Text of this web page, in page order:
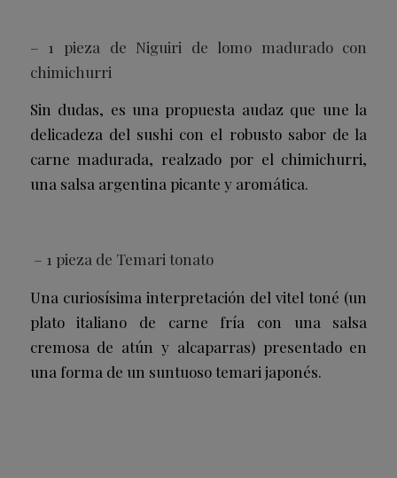
– 1 pieza de Niguiri de lomo madurado con
chimichurri
Sin dudas, es una propuesta audaz que une la
delicadeza del sushi con el robusto sabor de la
carne madurada, realzado por el chimichurri,
una salsa argentina picante y aromática.
– 1 pieza de Temari tonato
Una curiosísima interpretación del vitel toné (un
plato italiano de carne fría con una salsa
cremosa de atún y alcaparras) presentado en
una forma de un suntuoso temari japonés.